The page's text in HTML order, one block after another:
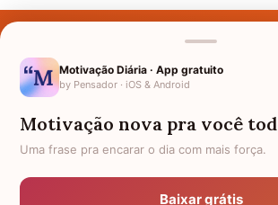
Nomes pelo Mundo
Política de Privacidade
Motivação Diária · App gratuito
by Pensador · iOS & Android
Motivação nova pra você
Uma frase pra encarar o dia com mais força.
Baixar grátis